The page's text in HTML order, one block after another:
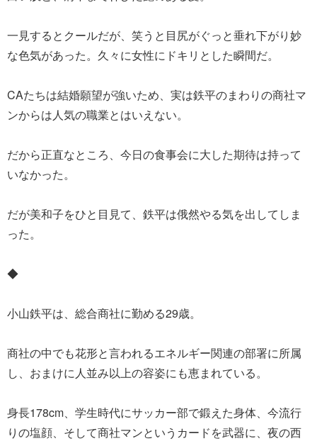
一見するとクールだが、笑うと目尻がぐっと垂れ下がり妙
な色気があった。久々に女性にドキリとした瞬間だ。
CAたちは結婚願望が強いため、実は鉄平のまわりの商社マ
ンからは人気の職業とはいえない。
だから正直なところ、今日の食事会に大した期待は持って
いなかった。
だが美和子をひと目見て、鉄平は俄然やる気を出してしま
った。
◆
小山鉄平は、総合商社に勤める29歳。
商社の中でも花形と言われるエネルギー関連の部署に所属
し、おまけに人並み以上の容姿にも恵まれている。
身長178cm、学生時代にサッカー部で鍛えた身体、今流行
りの塩顔、そして商社マンというカードを武器に、夜の西